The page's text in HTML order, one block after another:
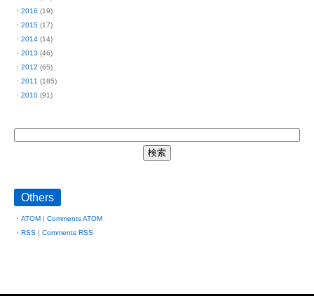
2016 (19)
2015 (17)
2014 (14)
2013 (46)
2012 (65)
2011 (185)
2010 (91)
Others
ATOM | Comments ATOM
RSS | Comments RSS